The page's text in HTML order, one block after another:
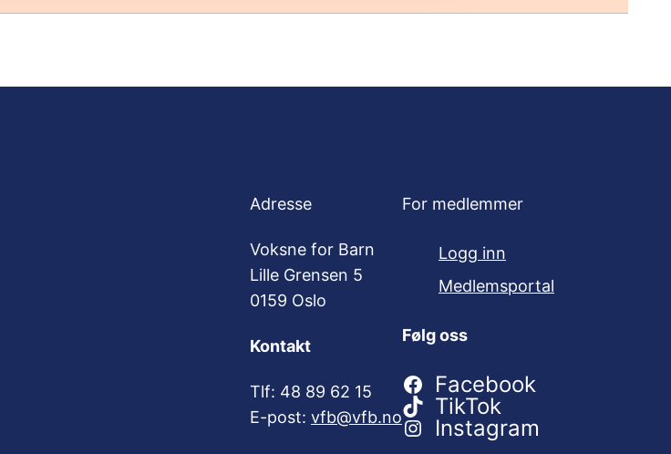
Adresse
Voksne for Barn
Lille Grensen 5
0159 Oslo
Kontakt
Tlf: 48 89 62 15
E-post: vfb@vfb.no
For medlemmer
Logg inn
Medlemsportal
Følg oss
Facebook
TikTok
Instagram